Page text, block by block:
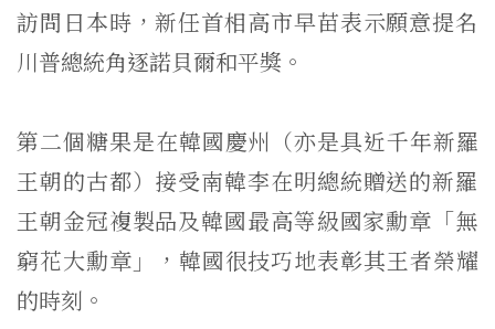
訪問日本時，新任首相高市早苗表示願意提名
川普總統角逐諾貝爾和平獎。
第二個糖果是在韓國慶州（亦是具近千年新羅
王朝的古都） 接受南韓李在明總統贈送的新羅
王朝金冠複製品及韓國最高等級國家勳章「無
窮花大勳章」，韓國很技巧地表彰其王者榮耀
的時刻。